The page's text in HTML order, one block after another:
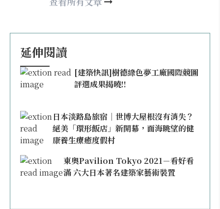
延伸閱讀
[建築快訊]樹德綠色夢工廠國際競圖
評選成果揭曉!!
日本淡路島旅宿｜世博大屋根沒有消失？
絕美「環形飯店」新開幕，面海眺望的健
康養生療癒度假村
東奧Pavilion Tokyo 2021－看好看
滿 六大日本著名建築家藝術裝置